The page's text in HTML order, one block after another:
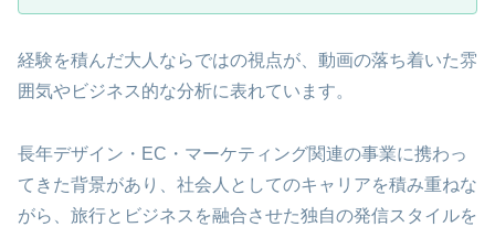
経験を積んだ大人ならではの視点が、動画の落ち着いた雰
囲気やビジネス的な分析に表れています。
長年デザイン・EC・マーケティング関連の事業に携わっ
てきた背景があり、社会人としてのキャリアを積み重ねな
がら、旅行とビジネスを融合させた独自の発信スタイルを